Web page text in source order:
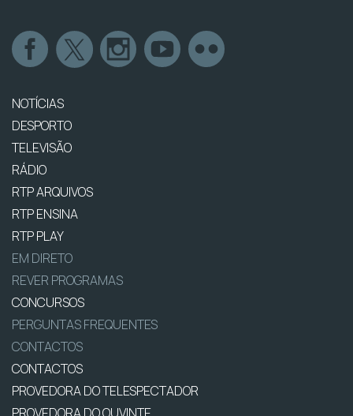
NOTÍCIAS
DESPORTO
TELEVISÃO
RÁDIO
RTP ARQUIVOS
RTP ENSINA
RTP PLAY
EM DIRETO
REVER PROGRAMAS
CONCURSOS
PERGUNTAS FREQUENTES
CONTACTOS
CONTACTOS
PROVEDORA DO TELESPECTADOR